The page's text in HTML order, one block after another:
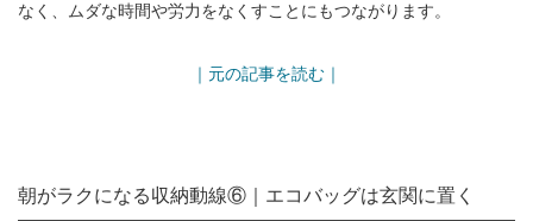
なく、ムダな時間や労力をなくすことにもつながります。
｜元の記事を読む｜
朝がラクになる収納動線⑥｜エコバッグは玄関に置く